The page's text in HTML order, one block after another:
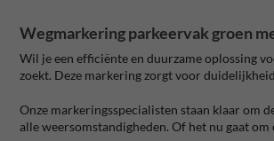
Wegmarkering parkeervak groen
Wil je een efficiënte en duurzame oplossing
zoekt. Deze markering zorgt voor
Onze markeringsspecialisten staan klaar om
alle weersomstandigheden. Of het nu gaat